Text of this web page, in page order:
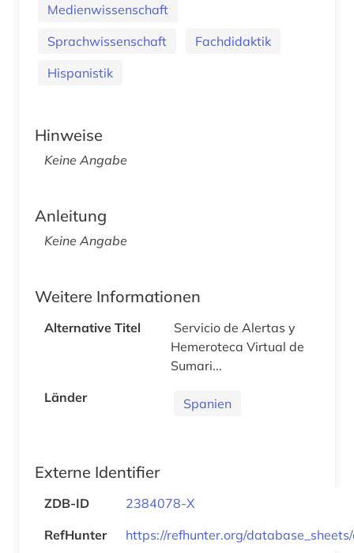
Medienwissenschaft
Sprachwissenschaft
Fachdidaktik
Hispanistik
Hinweise
Keine Angabe
Anleitung
Keine Angabe
Weitere Informationen
Alternative Titel
Servicio de Alertas y
Hemeroteca Virtual de
Sumari...
Länder
Spanien
Externe Identifier
ZDB-ID
2384078-X
RefHunter
https://refhunter.org/